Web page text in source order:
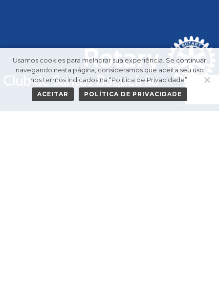
Usamos cookies para melhorar sua experiência. Se continuar
navegando nesta página, consideramos que aceita seu uso
nos termos indicados na “Política de Privacidade”.
ACEITAR POLÍTICA DE PRIVACIDADE